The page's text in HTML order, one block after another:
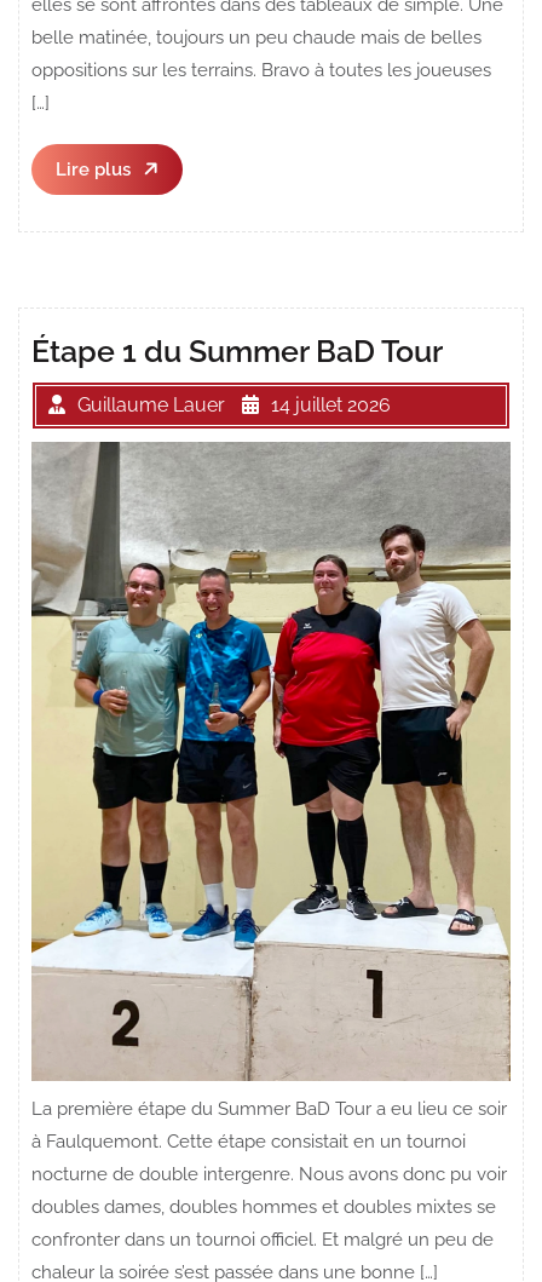
elles se sont affrontés dans des tableaux de simple. Une
belle matinée, toujours un peu chaude mais de belles
oppositions sur les terrains. Bravo à toutes les joueuses
[…]
Lire plus
Lire
plus
Étape 1 du Summer BaD Tour
Guillaume Lauer 14 juillet 2026
La première étape du Summer BaD Tour a eu lieu ce soir
à Faulquemont. Cette étape consistait en un tournoi
nocturne de double intergenre. Nous avons donc pu voir
doubles dames, doubles hommes et doubles mixtes se
confronter dans un tournoi officiel. Et malgré un peu de
chaleur la soirée s’est passée dans une bonne […]